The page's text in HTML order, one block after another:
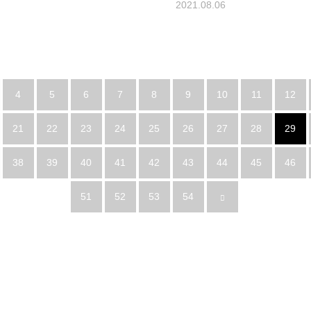
2021.08.06
4 5 6 7 8 9 10 11 12
21 22 23 24 25 26 27 28 29
38 39 40 41 42 43 44 45 46
51 52 53 54